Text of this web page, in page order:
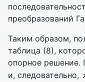
преобразований
Таким образом,
таблица (8),
опорное решение.
и, следовательно,